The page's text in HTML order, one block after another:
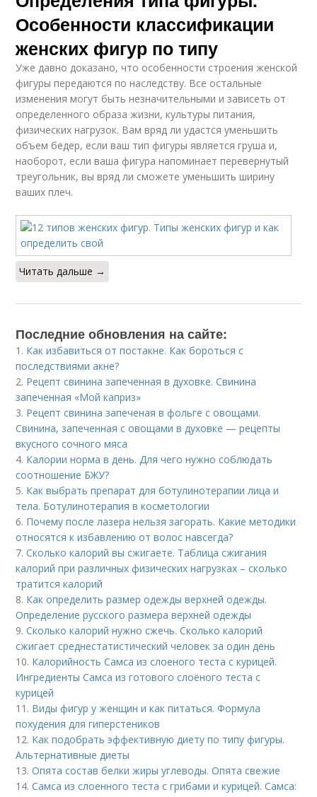
Особенности классификации
женских фигур по типу
Уже давно доказано, что особенности строения женской
фигуры передаются по наследству. Все остальные
изменения могут быть незначительными и зависеть от
определенного образа жизни, культуры питания,
физических нагрузок. Вам вряд ли удастся уменьшить
объем бедер, если ваш тип фигуры является груша и,
наоборот, если ваша фигура напоминает перевернутый
треугольник, вы вряд ли сможете уменьшить ширину
ваших плеч.
Читать дальше →
Последние обновления на сайте:
1. Как избавиться от постакне. Как бороться с
последствиями акне?
2. Рецепт свинина запеченная в духовке. Свинина
запеченная «Мой каприз»
3. Рецепт свинина запеченая в фольге с овощами.
Свинина, запеченная с овощами в духовке — рецепты
вкусного сочного мяса
4. Калории норма в день. Для чего нужно соблюдать
соотношение БЖУ?
5. Как выбрать препарат для ботулинотерапии лица и
тела. Ботулинотерапия в косметологии
6. Почему после лазера нельзя загорать. Какие методики
относятся к избавлению от волос навсегда?
7.Сколько калорий вы сжигаете. Таблица сжигания
калорий при различных физических нагрузках – сколько
тратится калорий
8. Как определить размер одежды верхней одежды.
Определение русского размера верхней одежды
9.Сколько калорий нужно сжечь. Сколько калорий
сжигает среднестатистический человек за один день
10. Калорийность Самса из слоеного теста с курицей.
Ингредиенты Самса из готового слоёного теста с
курицей
11. Виды фигур у женщин и как питаться. Формула
похудения для гиперстеников
12. Как подобрать эффективную диету по типу фигуры.
Альтернативные диеты
13.Опята состав белки жиры углеводы. Опята свежие
14.Самса из слоенного теста с грибами и курицей. Самса: